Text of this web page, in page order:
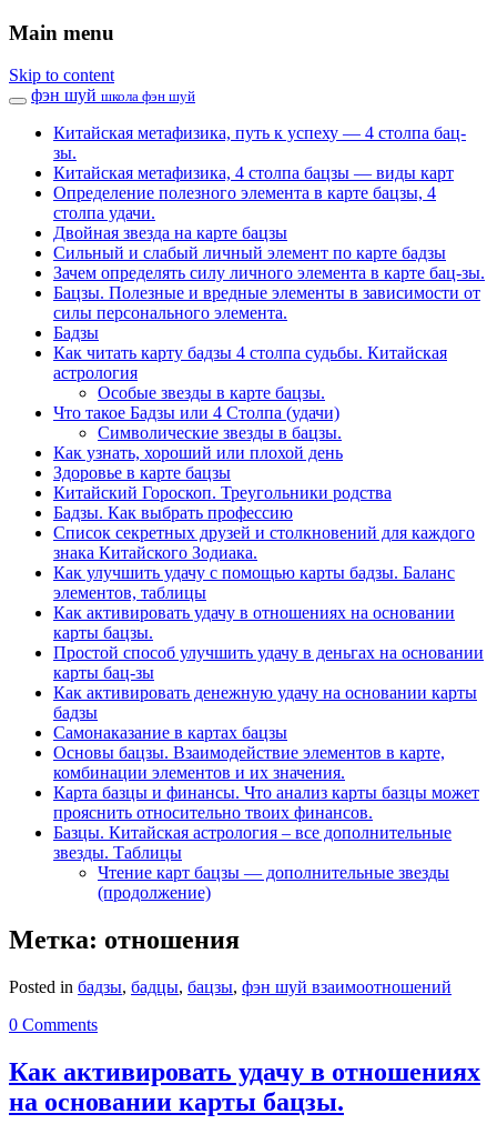
Main menu
Skip to content
фэн шуй школа фэн шуй
Китайская метафизика, путь к успеху — 4 столпа бац-
зы.
Китайская метафизика, 4 столпа бацзы — виды карт
Определение полезного элемента в карте бацзы, 4
столпа удачи.
Двойная звезда на карте бацзы
Сильный и слабый личный элемент по карте бадзы
Зачем определять силу личного элемента в карте бац-зы.
Бацзы. Полезные и вредные элементы в зависимости от
силы персонального элемента.
Бадзы
Как читать карту бадзы 4 столпа судьбы. Китайская
астрология
Особые звезды в карте бацзы.
Что такое Бадзы или 4 Столпа (удачи)
Символические звезды в бацзы.
Как узнать, хороший или плохой день
Здоровье в карте бацзы
Китайский Гороскоп. Треугольники родства
Бадзы. Как выбрать профессию
Список секретных друзей и cтолкновений для каждого
знака Китайского Зодиака.
Как улучшить удачу с помощью карты бадзы. Баланс
элементов, таблицы
Как активировать удачу в отношениях на основании
карты бацзы.
Простой способ улучшить удачу в деньгах на основании
карты бац-зы
Как активировать денежную удачу на основании карты
бадзы
Самонаказание в картах бацзы
Основы бацзы. Взаимодействие элементов в карте,
комбинации элементов и их значения.
Карта базцы и финансы. Что анализ карты базцы может
прояснить относительно твоих финансов.
Базцы. Китайская астрология – все дополнительные
звезды. Таблицы
Чтение карт бацзы — дополнительные звезды
(продолжение)
Метка: отношения
Posted in бадзы, бадцы, бацзы, фэн шуй взаимоотношений
0 Comments
Как активировать удачу в отношениях
на основании карты бацзы.